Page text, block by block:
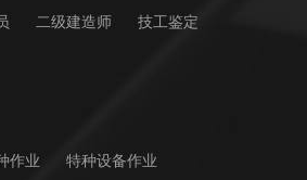
二级建造师
技工鉴定
作业 特种设备作业